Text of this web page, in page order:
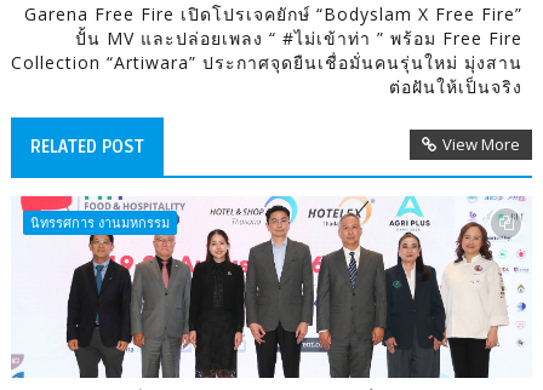
Garena Free Fire เปิดโปรเจคยักษ์ “Bodyslam X Free Fire”
ปั้น MV และปล่อยเพลง “ #ไม่เข้าท่า ” พร้อม Free Fire
Collection “Artiwara” ประกาศจุดยืนเชื่อมั่นคนรุ่นใหม่ มุ่งสาน
ต่อฝันให้เป็นจริง
RELATED POST View More
นิทรรศการ งานมหกรรม